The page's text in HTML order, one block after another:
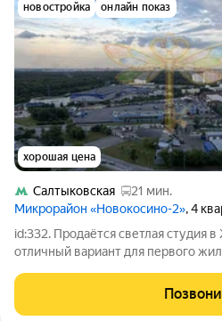
новостройка онлайн показ
хорошая цена
Салтыковская
21 мин.
Микрорайон «Новокосино-2», 4
id:332. Продаётся светлая студия
отличный вариант для первого
расположена на 21 этаже
много естественного света,